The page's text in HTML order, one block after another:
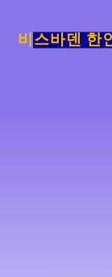
비스바덴 한